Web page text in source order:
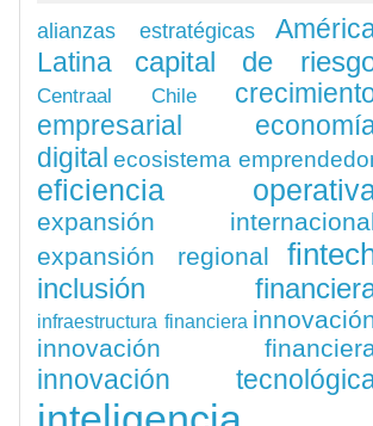
alianzas estratégicas
Latina
capital de
Centraal Chile
empresarial
digital ecosistema
eficiencia
expansión
expansión regional
inclusión
infraestructura financiera
innovación
innovación